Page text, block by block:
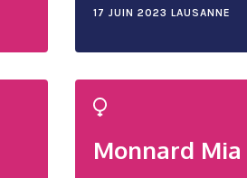
17 JUIN 2023 LAUSANNE
Monnard Mia